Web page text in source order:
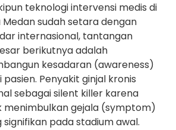
teknologi intervensi medis di
Medan sudah setara dengan
internasional, tantangan
berikutnya adalah
kesadaran (awareness)
pasien. Penyakit ginjal kronis
sebagai silent killer karena
menimbulkan gejala (symptom)
signifikan pada stadium awal.